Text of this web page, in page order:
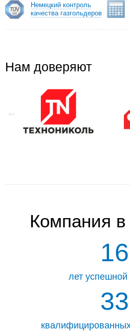
Немецкий контроль
качества газгольдеров
Нам доверяют
Компания
16
лет успешной
33